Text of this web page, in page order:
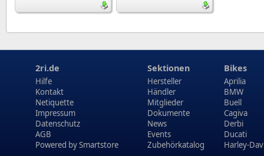
2ri.de
Hilfe
Kontakt
Netiquette
Impressum
Datenschutz
AGB
Powered bySmartstore
Sektionen
Hersteller
Händler
Mitglieder
Dokumente
News
Events
Zubehörkatalog
Bikes
Aprilia
BMW
Buell
Cagiva
Derbi
Ducati
Harley-